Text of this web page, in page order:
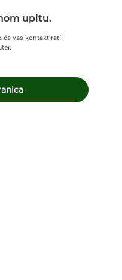
upitu.
će vas kontaktirati